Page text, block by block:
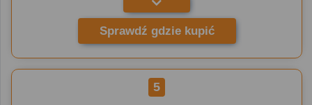
Sprawdź gdzie kupić
5